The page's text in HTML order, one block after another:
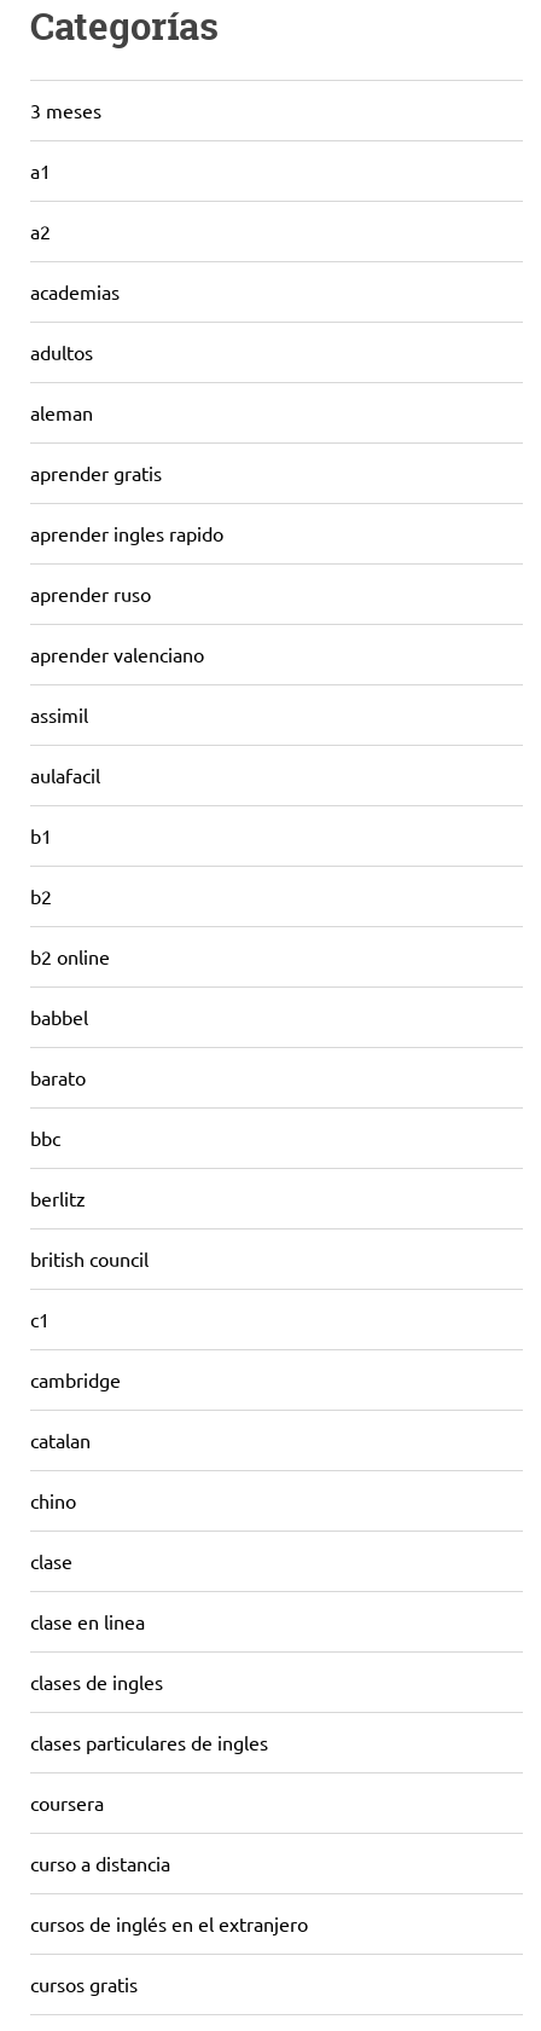
Categorías
3 meses
a1
a2
academias
adultos
aleman
aprender gratis
aprender ingles rapido
aprender ruso
aprender valenciano
assimil
aulafacil
b1
b2
b2 online
babbel
barato
bbc
berlitz
british council
c1
cambridge
catalan
chino
clase
clase en linea
clases de ingles
clases particulares de ingles
coursera
curso a distancia
cursos de inglés en el extranjero
cursos gratis